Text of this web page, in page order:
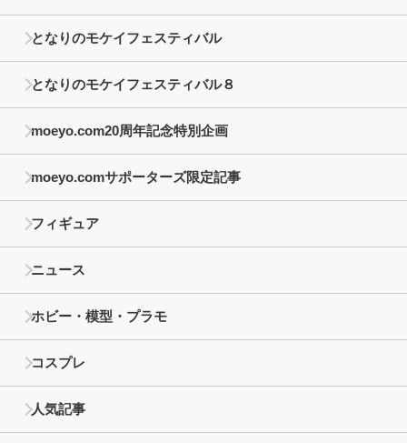
となりのモケイフェスティバル
となりのモケイフェスティバル８
moeyo.com20周年記念特別企画
moeyo.comサポーターズ限定記事
フィギュア
ニュース
ホビー・模型・プラモ
コスプレ
人気記事